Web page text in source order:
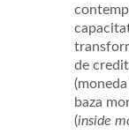
de
baza
(inside